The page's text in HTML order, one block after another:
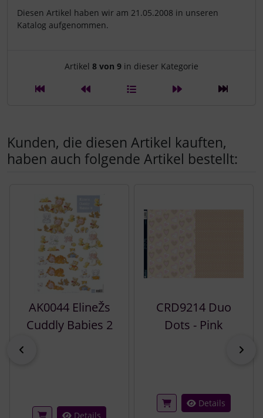
Produktbeschreibung
Diesen Artikel haben wir am 21.05.2008 in unseren
Katalog aufgenommen.
Artikelnavigation innerhalb
Artikel 8 von 9 in dieser Kategorie
Kunden, die diesen Artikel kauften,
haben auch folgende Artikel bestellt:
AK0044 ElineŽs
Cuddly Babies 2
Details
CRD9214 Duo
Dots - Pink
Details